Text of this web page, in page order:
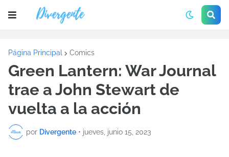
Página Principal Comics
Green Lantern: War Journal
trae a John Stewart de
vuelta a la acción
por Divergente • jueves, junio 15, 2023